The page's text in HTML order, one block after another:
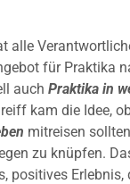
alle
für Praktika
auch Praktika in
kam die Idee,
mitreisen
zu knüpfen.
positives Erlebnis,